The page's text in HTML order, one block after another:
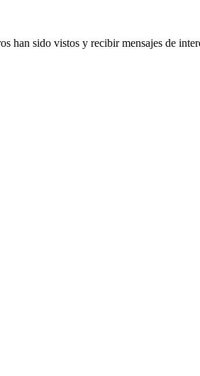
han sido vistos y recibir mensajes de